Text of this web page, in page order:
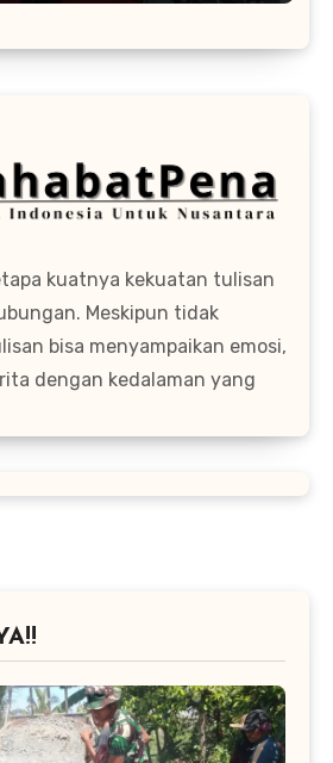
kuatnya kekuatan tulisan
Meskipun tidak
bisa menyampaikan emosi,
dengan kedalaman yang